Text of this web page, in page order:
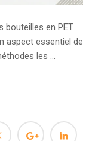
bouteilles en PET
aspect essentiel de
les ...